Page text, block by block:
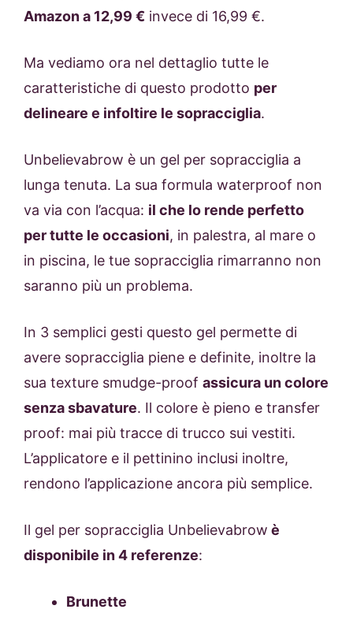
Amazon a 12,99 € invece di 16,99 €.
Ma vediamo ora nel dettaglio tutte le
caratteristiche di questo prodotto per
delineare e infoltire le sopracciglia.
Unbelievabrow è un gel per sopracciglia a
lunga tenuta. La sua formula waterproof non
va via con l’acqua: il che lo rende perfetto
per tutte le occasioni, in palestra, al mare o
in piscina, le tue sopracciglia rimarranno non
saranno più un problema.
In 3 semplici gesti questo gel permette di
avere sopracciglia piene e definite, inoltre la
sua texture smudge-proof assicura un colore
senza sbavature. Il colore è pieno e transfer
proof: mai più tracce di trucco sui vestiti.
L’applicatore e il pettinino inclusi inoltre,
rendono l’applicazione ancora più semplice.
Il gel per sopracciglia Unbelievabrow è
disponibile in 4 referenze:
Brunette